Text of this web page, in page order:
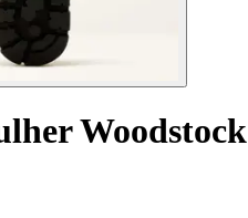
Woodstock